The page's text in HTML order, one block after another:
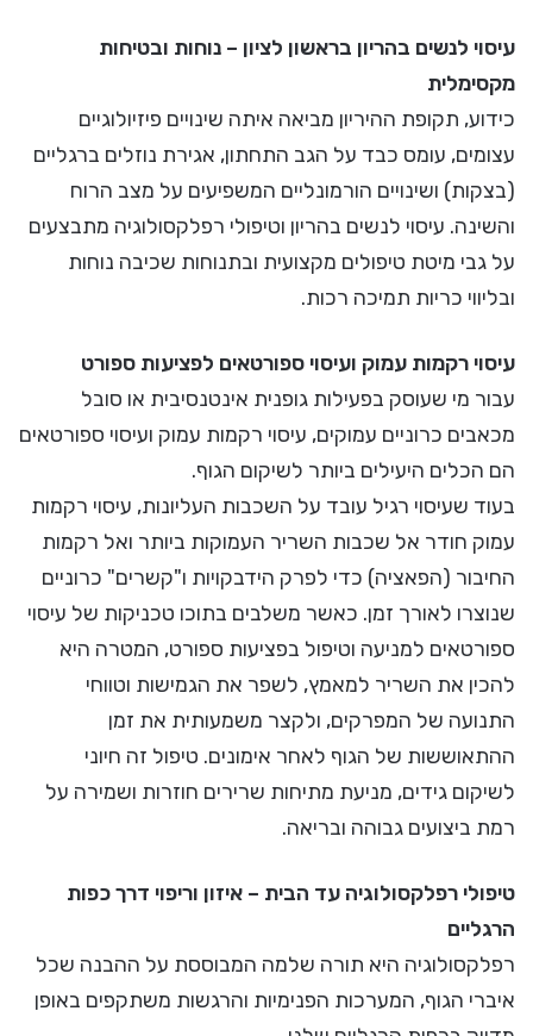
עיסוי לנשים בהריון בראשון לציון – נוחות ובטיחות
מקסימלית
כידוע, תקופת ההיריון מביאה איתה שינויים פיזיולוגיים
עצומים, עומס כבד על הגב התחתון, אגירת נוזלים ברגליים
(בצקות) ושינויים הורמונליים המשפיעים על מצב הרוח
והשינה. עיסוי לנשים בהריון וטיפולי רפלקסולוגיה מתבצעים
על גבי מיטת טיפולים מקצועית ובתנוחות שכיבה נוחות
ובליווי כריות תמיכה רכות.
עיסוי רקמות עמוק ועיסוי ספורטאים לפציעות ספורט
עבור מי שעוסק בפעילות גופנית אינטנסיבית או סובל
מכאבים כרוניים עמוקים, עיסוי רקמות עמוק ועיסוי ספורטאים
הם הכלים היעילים ביותר לשיקום הגוף.
בעוד שעיסוי רגיל עובד על השכבות העליונות, עיסוי רקמות
עמוק חודר אל שכבות השריר העמוקות ביותר ואל רקמות
החיבור (הפאציה) כדי לפרק הידבקויות ו"קשרים" כרוניים
שנוצרו לאורך זמן. כאשר משלבים בתוכו טכניקות של עיסוי
ספורטאים למניעה וטיפול בפציעות ספורט, המטרה היא
להכין את השריר למאמץ, לשפר את הגמישות וטווחי
התנועה של המפרקים, ולקצר משמעותית את זמן
ההתאוששות של הגוף לאחר אימונים. טיפול זה חיוני
לשיקום גידים, מניעת מתיחות שרירים חוזרות ושמירה על
רמת ביצועים גבוהה ובריאה.
טיפולי רפלקסולוגיה עד הבית – איזון וריפוי דרך כפות
הרגליים
רפלקסולוגיה היא תורה שלמה המבוססת על ההבנה שכל
איברי הגוף, המערכות הפנימיות והרגשות משתקפים באופן